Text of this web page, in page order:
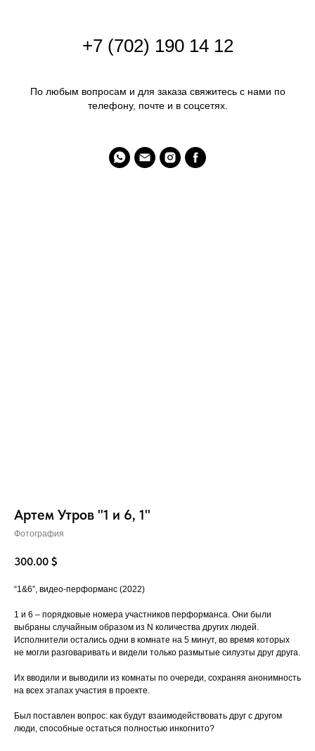
+7 (702) 190 14 12
По любым вопросам и для заказа свяжитесь с нами по
телефону, почте и в соцсетях.
Артем Утров "1 и 6, 1"
Фотография
300.00 $
“1&6”, видео-перформанс (2022)
1 и 6 – порядковые номера участников перформанса. Они были
выбраны случайным образом из N количества других людей.
Исполнители остались одни в комнате на 5 минут, во время которых
не могли разговаривать и видели только размытые силуэты друг друга.
Их вводили и выводили из комнаты по очереди, сохраняя анонимность
на всех этапах участия в проекте.
Был поставлен вопрос: как будут взаимодействовать друг с другом
люди, способные остаться полностью инкогнито?